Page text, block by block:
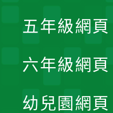
五年級網頁
六年級網頁
幼兒園網頁